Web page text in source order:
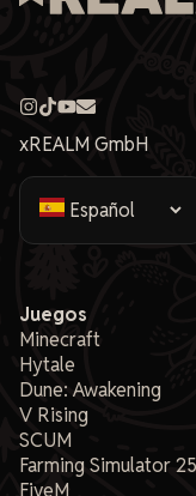
xREALM GmbH
Juegos
Minecraft
Hytale
Dune: Awakening
V Rising
SCUM
Farming Simulator 25